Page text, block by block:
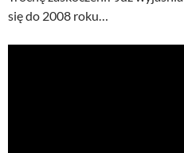
się do 2008 roku…